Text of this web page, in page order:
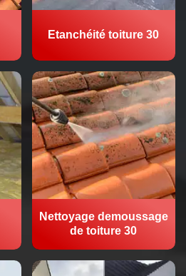
Etanchéité toiture 30
Nettoyage demoussage
de toiture 30